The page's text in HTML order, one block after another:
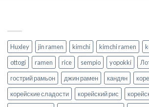
Huxley jin ramen kimchi kimchi ramen
ottogi
ramen rice sempio yopokki
гострий рамьон
джин рамен кандян
корейские сладости
корейский рис